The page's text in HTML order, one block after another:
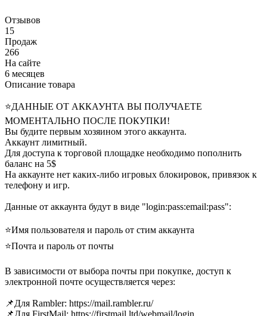
Отзывов
15
Продаж
266
На сайте
6 месяцев
Описание товара
⭐️ДАННЫЕ ОТ АККАУНТА ВЫ ПОЛУЧАЕТЕ
МОМЕНТАЛЬНО ПОСЛЕ ПОКУПКИ!
Вы будите первым хозяином этого аккаунта.
Аккаунт лимитный.
Для доступа к торговой площадке необходимо пополнить
баланс на 5$
На аккаунте нет каких-либо игровых блокировок, привязок к
телефону и игр.
Данные от аккаунта будут в виде "login:pass:email:pass":
⭐️Имя пользователя и пароль от стим аккаунта
⭐️Почта и пароль от почты
В зависимости от выбора почты при покупке, доступ к
электронной почте осуществляется через:
📌Для Rambler: https://mail.rambler.ru/
📌Для FirstMail: https://firstmail.ltd/webmail/login